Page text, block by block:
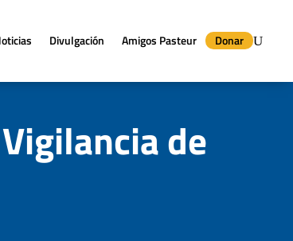
Divulgación Amigos Pasteur Donar
de